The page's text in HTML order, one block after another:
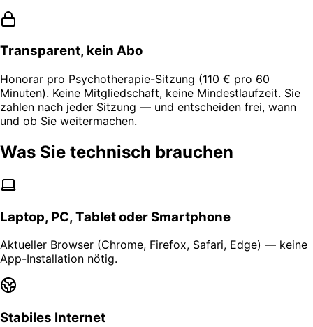
Transparent, kein Abo
Honorar pro Psychotherapie-Sitzung (110 € pro 60
Minuten). Keine Mitgliedschaft, keine Mindestlaufzeit. Sie
zahlen nach jeder Sitzung — und entscheiden frei, wann
und ob Sie weitermachen.
Was Sie technisch brauchen
Laptop, PC, Tablet oder Smartphone
Aktueller Browser (Chrome, Firefox, Safari, Edge) — keine
App-Installation nötig.
Stabiles Internet